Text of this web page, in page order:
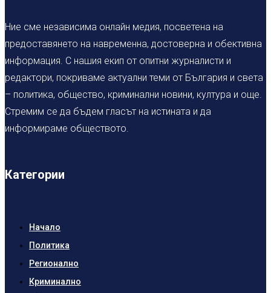
Ние сме независима онлайн медия, посветена на
предоставянето на навременна, достоверна и обективна
информация. С нашия екип от опитни журналисти и
редактори, покриваме актуални теми от България и света
– политика, общество, криминални новини, култура и още.
Стремим се да бъдем гласът на истината и да
информираме обществото.
Категории
Начало
Политика
Регионално
Криминално